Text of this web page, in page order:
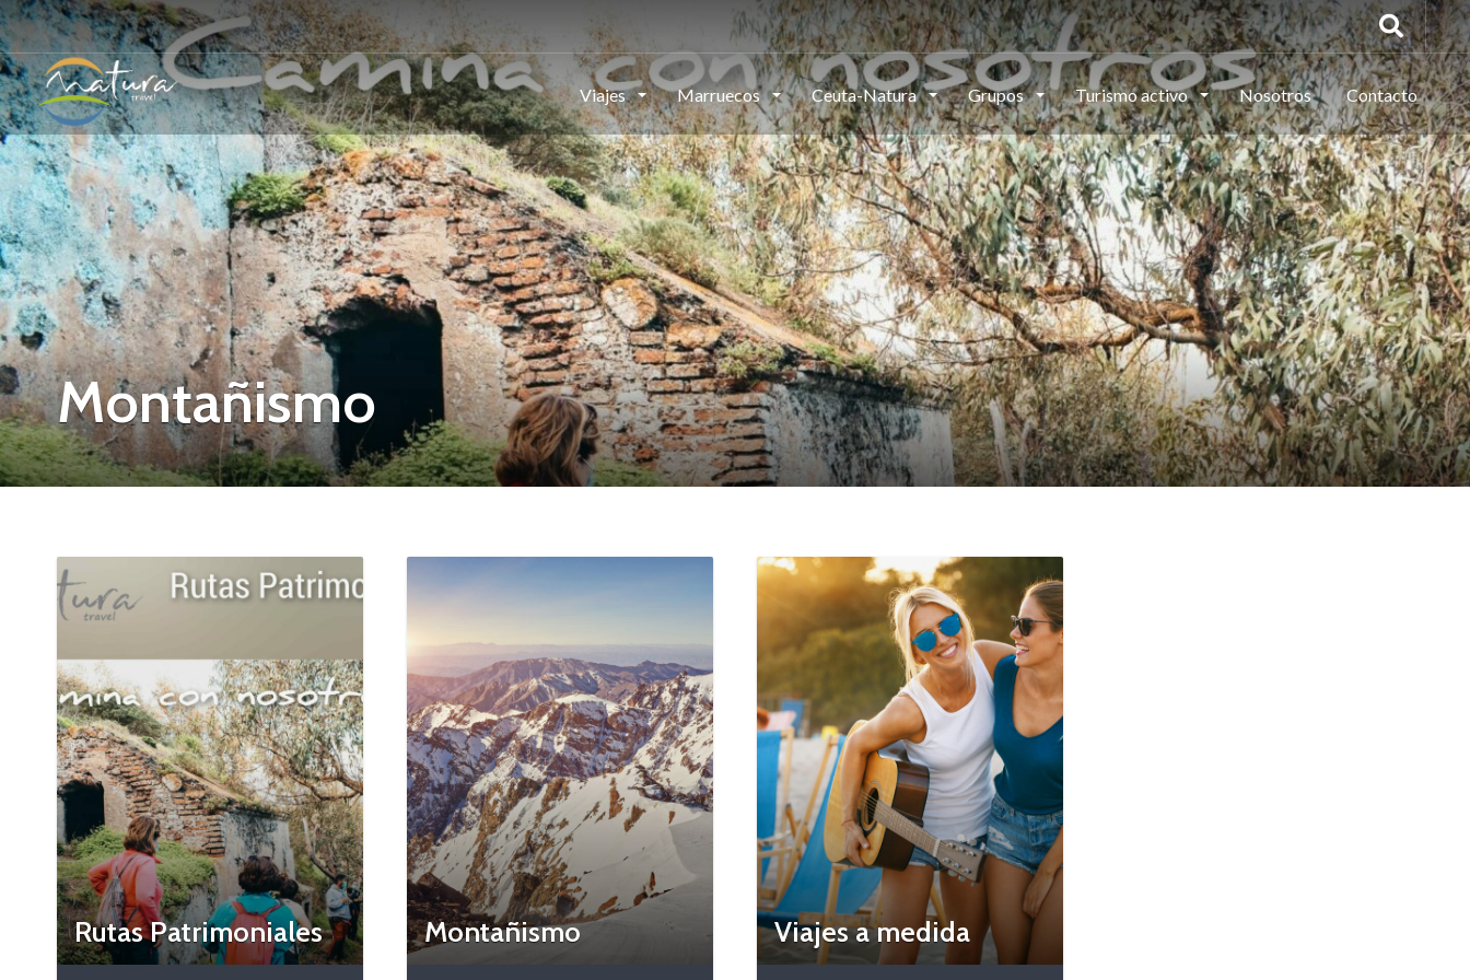
Viajes Marruecos Ceuta-Natura Grupos Turismo activo Nosotros Contacto
Montañismo
Rutas Patrimoniales Montañismo Viajes a medida